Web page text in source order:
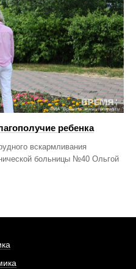
ребенка
вскармливания
больницы №40 Ольгой